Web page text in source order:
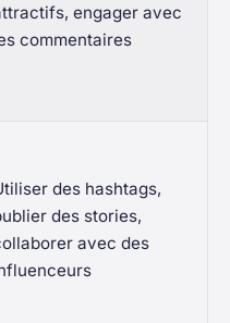
engager avec
commentaires
des hashtags,
des stories,
avec des